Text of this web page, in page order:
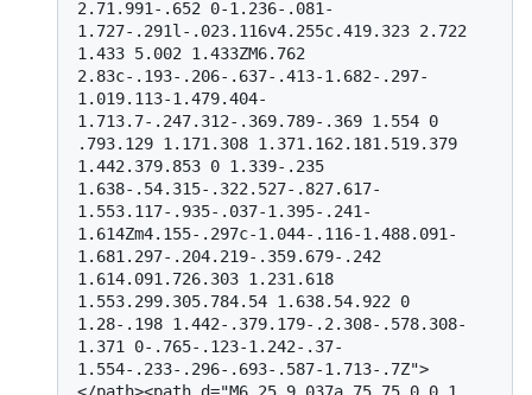
2.71.991-.652 0-1.236-.081-
1.727-.291l-.023.116v4.255c.419.323 2.722
1.433 5.002 1.433ZM6.762
2.83c-.193-.206-.637-.413-1.682-.297-
1.019.113-1.479.404-
1.713.7-.247.312-.369.789-.369 1.554 0
.793.129 1.171.308 1.371.162.181.519.379
1.442.379.853 0 1.339-.235
1.638-.54.315-.322.527-.827.617-
1.553.117-.935-.037-1.395-.241-
1.614Zm4.155-.297c-1.044-.116-1.488.091-
1.681.297-.204.219-.359.679-.242
1.614.091.726.303 1.231.618
1.553.299.305.784.54 1.638.54.922 0
1.28-.198 1.442-.379.179-.2.308-.578.308-
1.371 0-.765-.123-1.242-.37-
1.554-.233-.296-.693-.587-1.713-.7Z">